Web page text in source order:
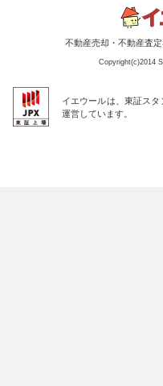
不動産売却・不動産査
Copyright(c)2014
イエウールは、東証ス
運営しています。